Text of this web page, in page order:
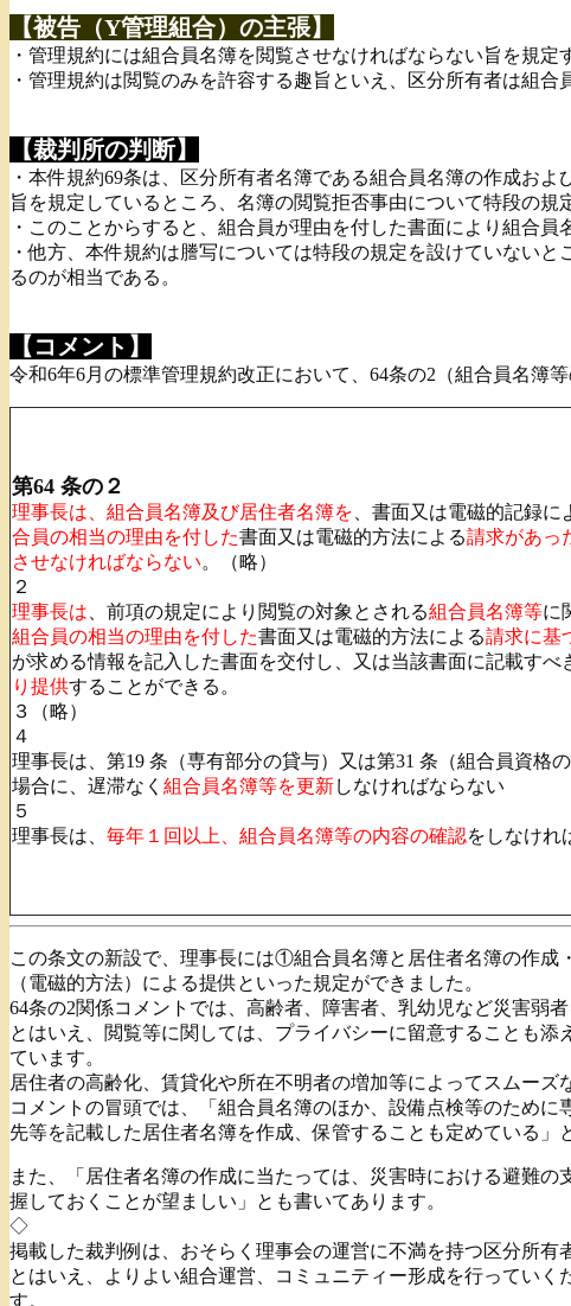
【被告（Y管理組合）の主張】
・管理規約には組合員名簿を閲覧させなければならない旨を規定
・管理規約は閲覧のみを許容する趣旨といえ、区分所有者は組合
【裁判所の判断】
・本件規約69条は、区分所有者名簿である組合員名簿の作成お
旨を規定しているところ、名簿の閲覧拒否事由について特段の規
・このことからすると、組合員が理由を付した書面により組合
・他方、本件規約は謄写については特段の規定を設けていない
るのが相当である。
【コメント】
令和6年6月の標準管理規約改正において、64条の2（組合員名簿
第64 条の２
理事長は、組合員名簿及び居住者名簿を 、書面又は電磁的記録に
合員の相当の理由を付した書面又は電磁的方法による請求があっ
させなければならない。（略）
２
理事長は 、前項の規定により閲覧の対象とされる組合員名簿等に
組合員の相当の理由を付した書面又は電磁的方法による請求に基
が求める情報を記入した書面を交付し、又は当該書面に記載すべ
り提供することができる。
３（略）
４
理事長は、第19 条（専有部分の貸与）又は第31 条（組合員資格
場合に、遅滞なく 組合員名簿等を更新しなければならない
５
理事長は、 毎年１回以上、組合員名簿等の内容の確認をしなけれ
この条文の新設で、理事長には①組合員名簿と居住者名簿の作
（電磁的方法）による提供といった規定ができました。
64条の2関係コメントでは、高齢者、障害者、乳幼児など災害弱
とはいえ、閲覧等に関しては、プライバシーに留意することも
ています。
居住者の高齢化、賃貸化や所在不明者の増加等によってスムー
コメントの冒頭では、「組合員名簿のほか、設備点検等のため
先等を記載した居住者名簿を作成、保管することも定めている」
また、「居住者名簿の作成に当たっては、災害時における避難
握しておくことが望ましい」とも書いてあります。
◇
掲載した裁判例は、おそらく理事会の運営に不満を持つ区分所有
とはいえ、よりよい組合運営、コミュニティー形成を行ってい
す。